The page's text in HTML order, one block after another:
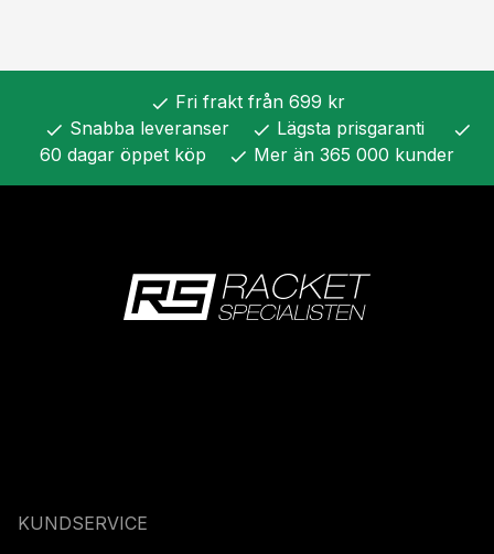
check Fri frakt från 699 kr
check Snabba leveranser check Lägsta prisgaranti check
60 dagar öppet köp check Mer än 365 000 kunder
KUNDSERVICE